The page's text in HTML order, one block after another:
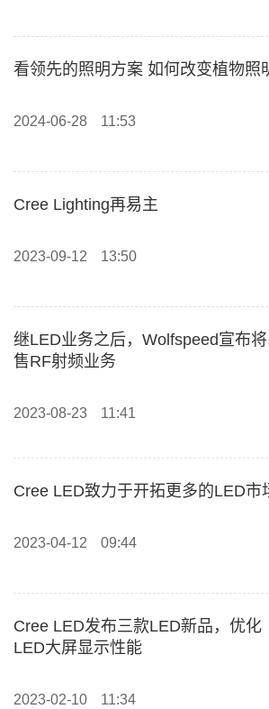
看领先的照明方案 如何改变植物照
2024-06-28 11:53
Cree Lighting再易主
2023-09-12 13:50
继LED业务之后，Wolfspeed宣布将
售RF射频业务
2023-08-23 11:41
Cree LED致力于开拓更多的LED市
2023-04-12 09:44
Cree LED发布三款LED新品，优化
LED大屏显示性能
2023-02-10 11:34